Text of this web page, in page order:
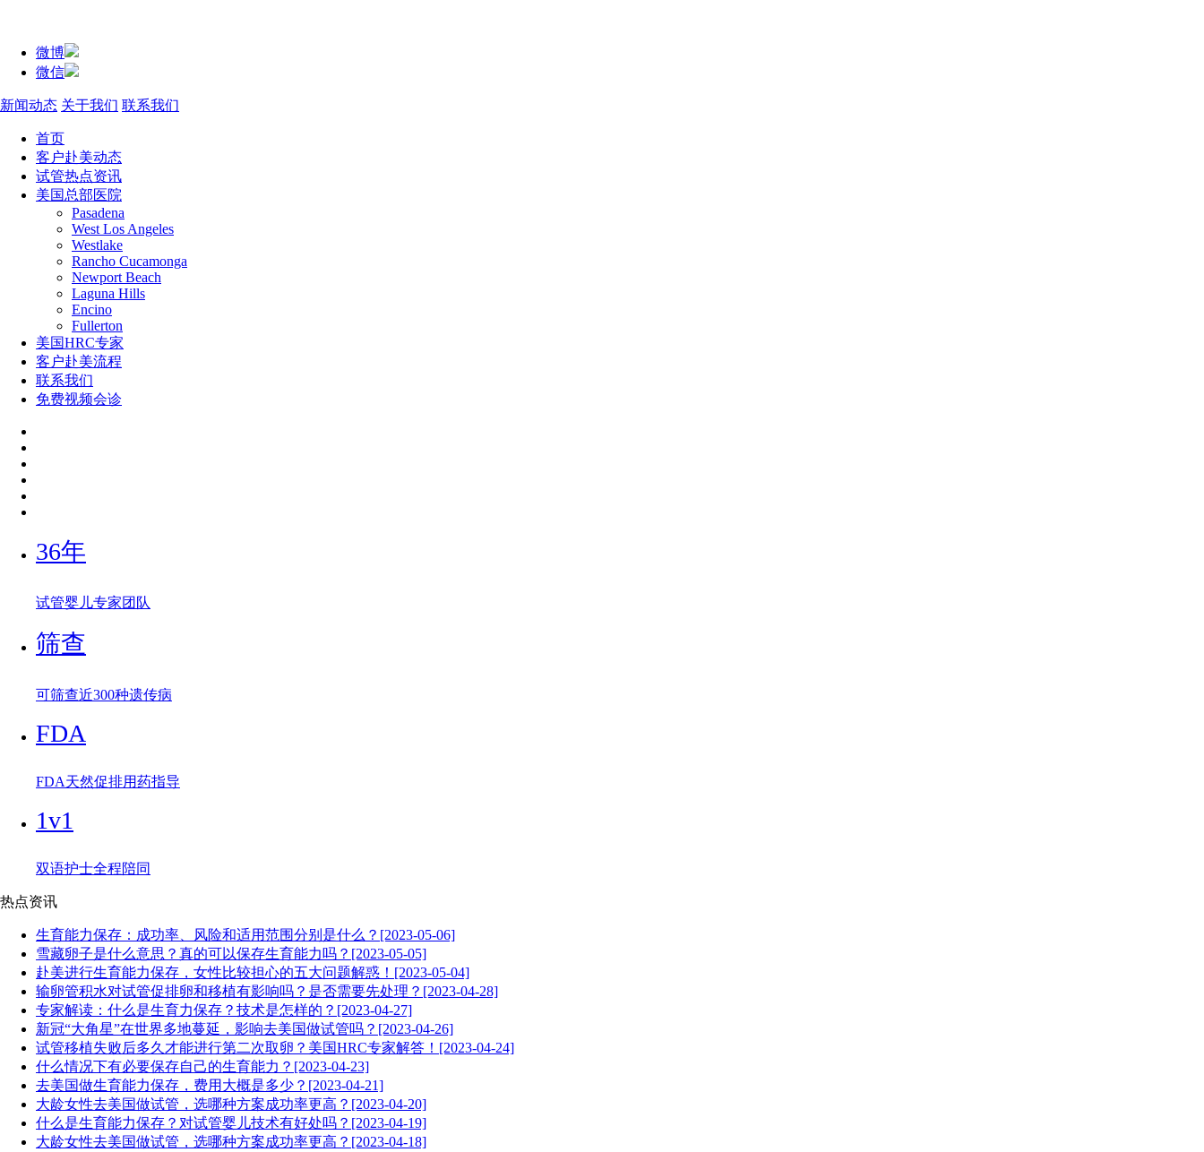
微博
微信
新闻动态 关于我们 联系我们
首页
客户赴美动态
试管热点资讯
美国总部医院
Pasadena
West Los Angeles
Westlake
Rancho Cucamonga
Newport Beach
Laguna Hills
Encino
Fullerton
美国HRC专家
客户赴美流程
联系我们
免费视频会诊
36年
试管婴儿专家团队
筛查
可筛查近300种遗传病
FDA
FDA天然促排用药指导
1v1
双语护士全程陪同
热点资讯
生育能力保存：成功率、风险和适用范围分别是什么？[2023-05-06]
雪藏卵子是什么意思？真的可以保存生育能力吗？[2023-05-05]
赴美进行生育能力保存，女性比较担心的五大问题解惑！[2023-05-04]
输卵管积水对试管促排卵和移植有影响吗？是否需要先处理？[2023-04-28]
专家解读：什么是生育力保存？技术是怎样的？[2023-04-27]
新冠“大角星”在世界多地蔓延，影响去美国做试管吗？[2023-04-26]
试管移植失败后多久才能进行第二次取卵？美国HRC专家解答！[2023-04-24]
什么情况下有必要保存自己的生育能力？[2023-04-23]
去美国做生育能力保存，费用大概是多少？[2023-04-21]
大龄女性去美国做试管，选哪种方案成功率更高？[2023-04-20]
什么是生育能力保存？对试管婴儿技术有好处吗？[2023-04-19]
大龄女性去美国做试管，选哪种方案成功率更高？[2023-04-18]